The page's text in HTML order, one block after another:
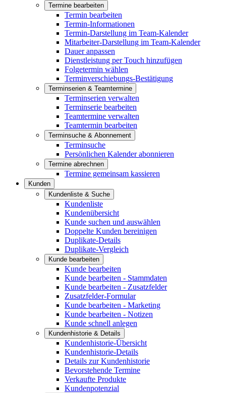
Termine bearbeiten
Termin bearbeiten
Termin-Informationen
Termin-Darstellung im Team-Kalender
Mitarbeiter-Darstellung im Team-Kalender
Dauer anpassen
Dienstleistung per Touch hinzufügen
Folgetermin wählen
Terminverschiebungs-Bestätigung
Terminserien & Teamtermine
Terminserien verwalten
Terminserie bearbeiten
Teamtermine verwalten
Teamtermin bearbeiten
Terminsuche & Abonnement
Terminsuche
Persönlichen Kalender abonnieren
Termine abrechnen
Termine gemeinsam kassieren
Kunden
Kundenliste & Suche
Kundenliste
Kundenübersicht
Kunde suchen und auswählen
Doppelte Kunden bereinigen
Duplikate-Details
Duplikate-Vergleich
Kunde bearbeiten
Kunde bearbeiten
Kunde bearbeiten - Stammdaten
Kunde bearbeiten - Zusatzfelder
Zusatzfelder-Formular
Kunde bearbeiten - Marketing
Kunde bearbeiten - Notizen
Kunde schnell anlegen
Kundenhistorie & Details
Kundenhistorie-Übersicht
Kundenhistorie-Details
Details zur Kundenhistorie
Bevorstehende Termine
Verkaufte Produkte
Kundenpotenzial